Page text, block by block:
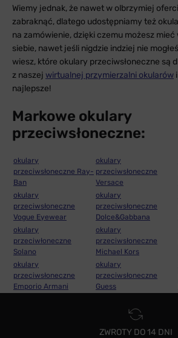
Wiemy jednak, że nawet w olbrzymiej
zabraknąć, dlatego udostępniamy też
na zamówienie, dzięki czemu możesz
siebie, nawet jeśli nigdzie indziej nie
wiesz, które okulary przeciwsłoneczne są
z naszej wirtualnej przymierzalni okularów
najlepsze!
Markowe okulary
przeciwsłoneczne:
okulary
przeciwsłoneczne Ray-
Ban
okulary
przeciwsłoneczne
Versace
okulary
przeciwsłoneczne
Vogue Eyewear
okulary
przeciwsłoneczne
Dolce&Gabbana
okulary
przeciwłoneczne
Solano
okulary
przeciwsłoneczne
Michael Kors
okulary
przeciwsłoneczne
Emporio Armani
okulary
przeciwsłoneczne
Guess
ZWROTY DO 14 DNI